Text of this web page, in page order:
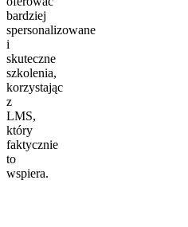
bardziej
spersonalizowane
i
skuteczne
szkolenia,
korzystając
z
LMS,
który
faktycznie
to
wspiera.